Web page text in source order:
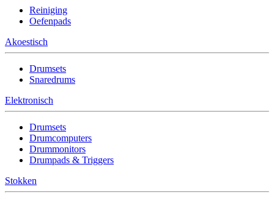
Reiniging
Oefenpads
Akoestisch
Drumsets
Snaredrums
Elektronisch
Drumsets
Drumcomputers
Drummonitors
Drumpads & Triggers
Stokken